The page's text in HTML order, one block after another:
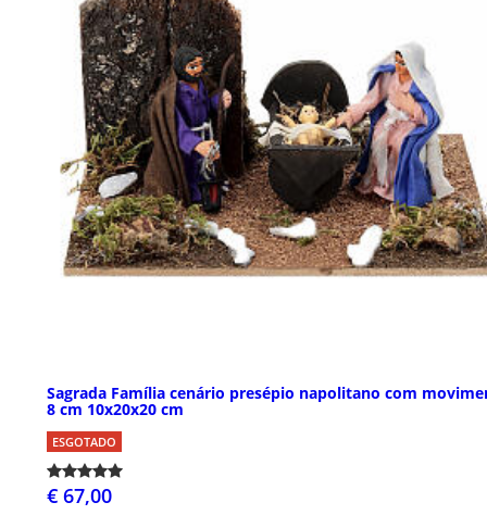
Sagrada Família cenário presépio napolitano com
8 cm 10x20x20 cm
ESGOTADO
€ 67,00